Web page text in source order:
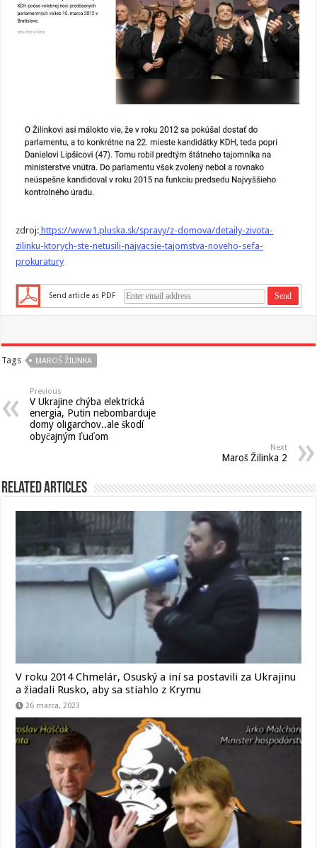
zdroj: https://www1.pluska.sk/spravy/z-domova/detaily-zivota-
zilinku-ktorych-ste-netusili-najvacsie-tajomstva-noveho-sefa-
prokuratury
Send article as PDF
Tags MAROŠ ŽILINKA
Previous
V Ukrajine chýba elektrická
energia, Putin nebombarduje
domy oligarchov..ale škodí
obyčajným ľuďom
Next
Maroš Žilinka 2
Related Articles
V roku 2014 Chmelár, Osuský a iní sa postavili za Ukrajinu
a žiadali Rusko, aby sa stiahlo z Krymu
26 marca, 2023